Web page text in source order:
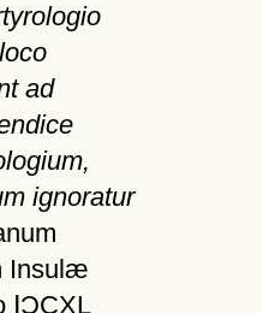
ad
ignoratur
Insulæ
ⅠƆCXL